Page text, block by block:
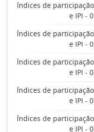
Índices de
e IPI -
Índices de
e IPI -
Índices de
e IPI -
Índices de
e IPI -
Índices de
e IPI -